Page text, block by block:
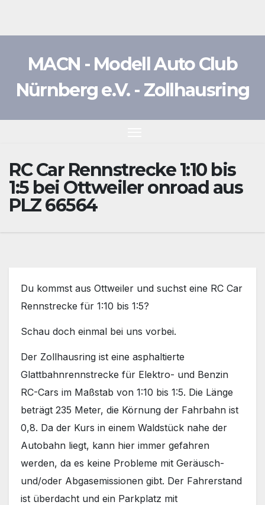
MACN - Modell Auto Club
Nürnberg e.V. - Zollhausring
RC Car Rennstrecke 1:10 bis
1:5 bei Ottweiler onroad aus
PLZ 66564
Du kommst aus Ottweiler und suchst eine RC Car
Rennstrecke für 1:10 bis 1:5?
Schau doch einmal bei uns vorbei.
Der Zollhausring ist eine asphaltierte
Glattbahnrennstrecke für Elektro- und Benzin
RC-Cars im Maßstab von 1:10 bis 1:5. Die Länge
beträgt 235 Meter, die Körnung der Fahrbahn ist
0,8. Da der Kurs in einem Waldstück nahe der
Autobahn liegt, kann hier immer gefahren
werden, da es keine Probleme mit Geräusch-
und/oder Abgasemissionen gibt. Der Fahrerstand
ist überdacht und ein Parkplatz mit